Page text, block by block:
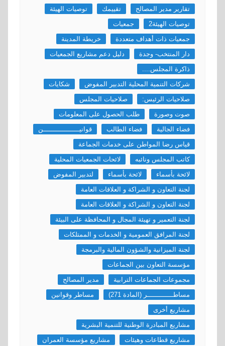
تقارير مدير المصالح
تقييمك
توصيات الهيئة
توصيات الهيئة2
جمعيات
جمعيات ذات أهداف متعددة
خريطة المدينة
دار المنتخب- وجدة
دليل دعم مشاريع الجمعيات
ذاكرة المجلس....
شركات التنمية المحلية التدبير المفوض
شكايات
صلاحيات الرئيس:
صلاحيات المجلس
صوت وصورة
طلب الحصول على المعلومات
فضاء الجالية
فضاء الطالب
قوانيــــــــــــــــــن
قياس رضا المواطن على خدمات الجماعة
كاتب المجلس ونائبه
لائحات الجمعيات المحلية
لائحة بأسماء
لائحة بأسماء
لتدبير المفوض
لجنة التعاون و الشراكة و العلاقات العامة
لجنة التعاون و الشراكة و العلاقات العامة
لجنة التعمير و تهيئة المجال و المحافظة على البيئة
لجنة المرافق العمومية و الخدمات و الممتلكات
لجنة الميزانية والشؤون المالية والبرمجة
مؤسسة التعاون بين الجماعات
مجموعات الجماعات الترابية
مدير المصالح
مساطـــــــــــــر (المادة 271)
مساطر وقوانين
مشاريع أخرى
مشاريع المبادرة الوطنية للتنمية البشرية
مشاريع قطاعات وهيئات
مشاريع مؤسسة العمران